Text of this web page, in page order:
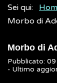
Sei qui:
Morbo di
Morbo di
Pubblicato:
- Ultimo